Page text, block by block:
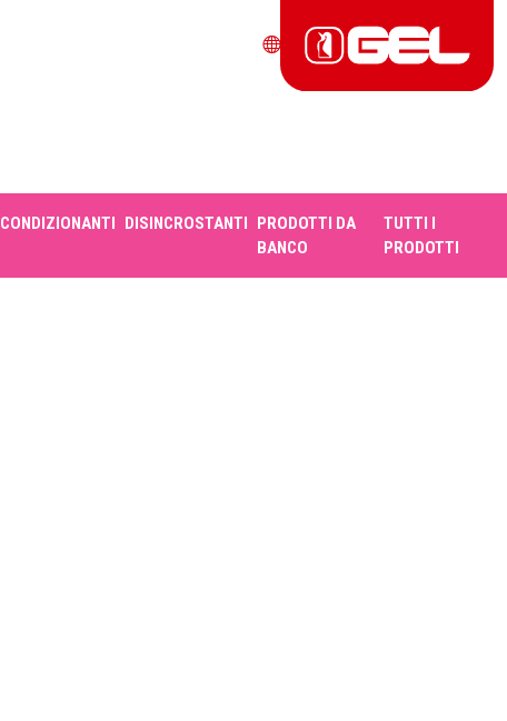
CONDIZIONANTI DISINCROSTANTI PRODOTTI DA
BANCO
TUTTI I
PRODOTTI